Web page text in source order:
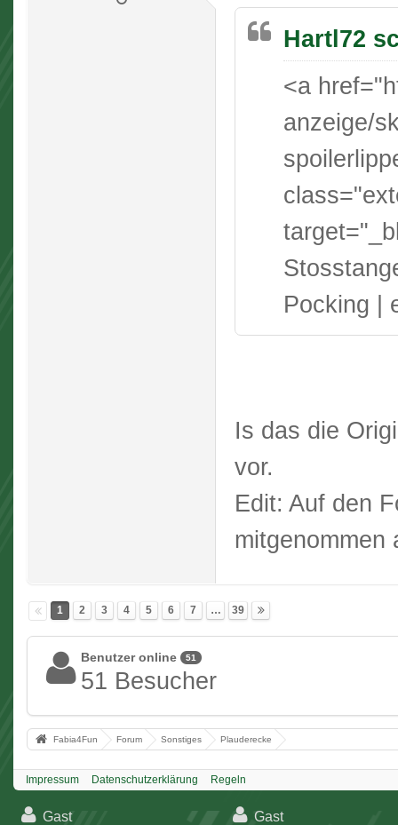
Hartl72
<a
anzeige/
Pocking |
Is das die
vor.
Edit: Auf den
mitgenommen
1 2 3 4 5 6 7 … 39
Benutzer online 51
51 Besucher
Fabia4Fun Forum Sonstiges Plauderecke
Impressum Datenschutzerklärung Regeln
Gast Gast